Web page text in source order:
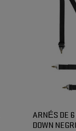
ARNÉS DE 6
DOWN